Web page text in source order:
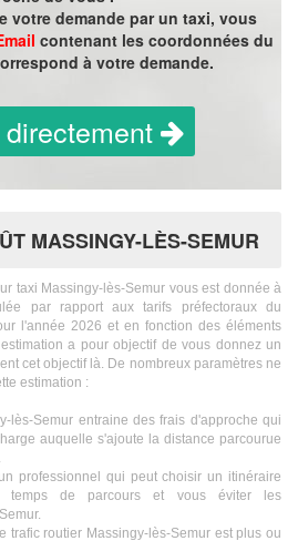
votre demande par un taxi, vous
contenant les coordonnées du
à votre demande.
MASSINGY-LÈS-SEMUR
taxi Massingy-lès-Semur vous est donnée à
par rapport aux tarifs préfectoraux du
l'année 2026 et en fonction des éléments
a pour objectif de vous donnez un
cet objectif là. De nombreux paramètres ne
estimation :
lès-Semur entraine des frais d'approche qui
auquelle s'ajoute la distance parcourue
professionnel qui peut choisir un itinéraire
temps de parcours et vous éviter les
trafic routier Massingy-lès-Semur est plus ou